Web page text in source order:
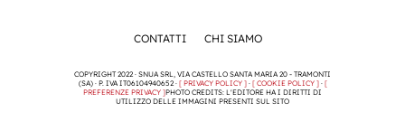
CONTATTI CHI SIAMO
COPYRIGHT 2022 · SNUA SRL, VIA CASTELLO SANTA MARIA 20 - TRAMONTI
(SA) · P. IVA IT06104940652 · [ PRIVACY POLICY ]· [ COOKIE POLICY ]· [
PREFERENZE PRIVACY ]PHOTO CREDITS: L'EDITORE HA I DIRITTI DI
UTILIZZO DELLE IMMAGINI PRESENTI SUL SITO